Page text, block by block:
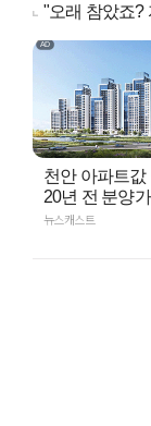
"오래 참았죠?
천안 아파트값
20년 전 분양
뉴스캐스트